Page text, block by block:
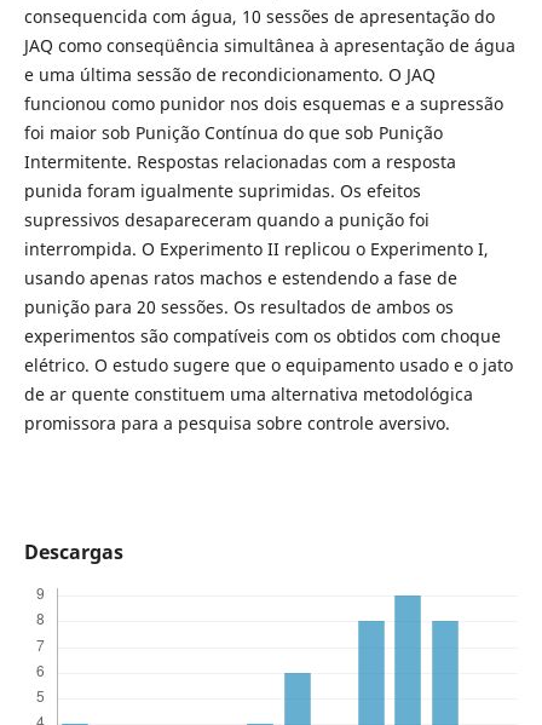
consequencida com água, 10 sessões de apresentação do
JAQ como conseqüência simultânea à apresentação de água
e uma última sessão de recondicionamento. O JAQ
funcionou como punidor nos dois esquemas e a supressão
foi maior sob Punição Contínua do que sob Punição
Intermitente. Respostas relacionadas com a resposta
punida foram igualmente suprimidas. Os efeitos
supressivos desapareceram quando a punição foi
interrompida. O Experimento II replicou o Experimento I,
usando apenas ratos machos e estendendo a fase de
punição para 20 sessões. Os resultados de ambos os
experimentos são compatíveis com os obtidos com choque
elétrico. O estudo sugere que o equipamento usado e o jato
de ar quente constituem uma alternativa metodológica
promissora para a pesquisa sobre controle aversivo.
Descargas